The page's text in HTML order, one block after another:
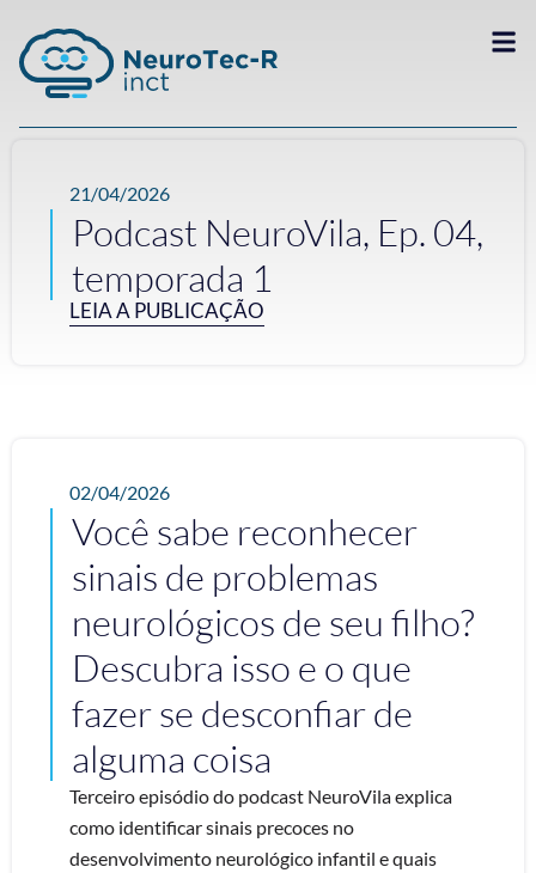
21/04/2026
Podcast NeuroVila, Ep. 04,
temporada 1
LEIA A PUBLICAÇÃO
02/04/2026
Você sabe reconhecer
sinais de problemas
neurológicos de seu filho?
Descubra isso e o que
fazer se desconfiar de
alguma coisa
Terceiro episódio do podcast NeuroVila explica
como identificar sinais precoces no
desenvolvimento neurológico infantil e quais